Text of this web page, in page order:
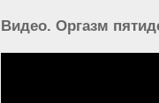
Видео. Оргазм